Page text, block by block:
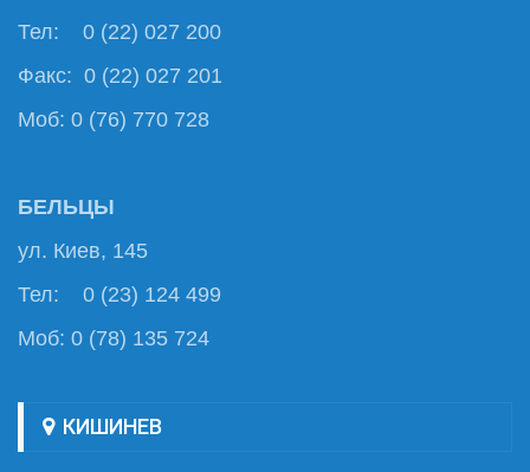
Тел: 0 (22) 027 200
Факс: 0 (22) 027 201
Моб: 0 (76) 770 728
БЕЛЬЦЫ
ул. Киев, 145
Тел: 0 (23) 124 499
Моб: 0 (78) 135 724
КИШИНЕВ